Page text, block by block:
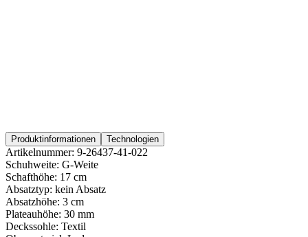
Produktinformationen Technologien
Artikelnummer: 9-26437-41-022
Schuhweite: G-Weite
Schafthöhe: 17 cm
Absatztyp: kein Absatz
Absatzhöhe: 3 cm
Plateauhöhe: 30 mm
Deckssohle: Textil